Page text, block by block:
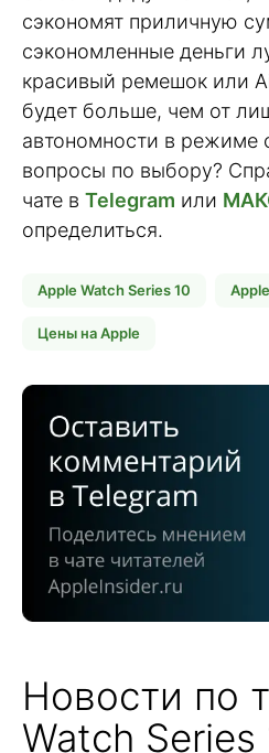
сэкономят приличную
сэкономленные деньги
красивый ремешок или
будет больше, чем от
автономности в режиме
вопросы по выбору?
чате в Telegram или
определиться.
Apple Watch Series 10
Цены на Apple
Новости по
Watch Series